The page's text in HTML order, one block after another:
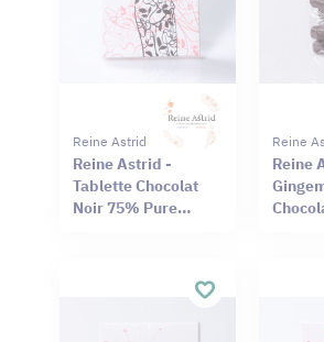
Reine Astrid
Reine Astrid -
Tablette Chocolat
Noir 75% Pure
Reine
Reine